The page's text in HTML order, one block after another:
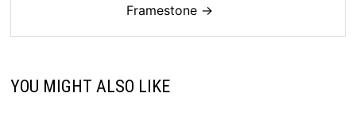
Framestone →
YOU MIGHT ALSO LIKE